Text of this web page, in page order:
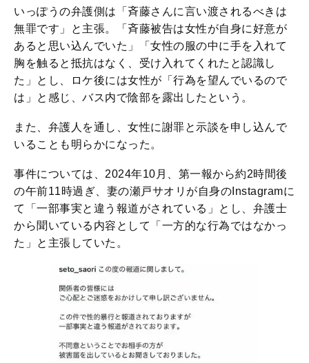
いっぽうの弁護側は「斉藤さんに言い渡されるべきは
無罪です」と主張。「斉藤被告は女性が自身に好意が
あると思い込んでいた」「女性の服の中に手を入れて
胸を触ると抵抗はなく、受け入れてくれたと認識し
た」とし、ロケ後には女性が「行為を望んでいるので
は」と感じ、バス内で陰部を露出したという。
また、弁護人を通し、女性に謝罪と示談を申し込んで
いることも明らかになった。
事件については、2024年10月、第一報から約2時間後
の午前11時過ぎ、妻の瀬戸サオリが自身のInstagramに
て「一部事実と違う報道がされている」とし、弁護士
から聞いている内容として「一方的な行為ではなかっ
た」と主張していた。